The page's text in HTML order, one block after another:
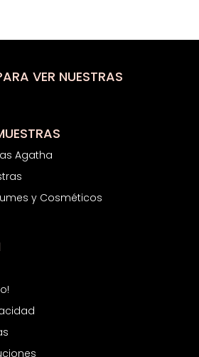
VER NUESTRAS
Agatha
y Cosméticos